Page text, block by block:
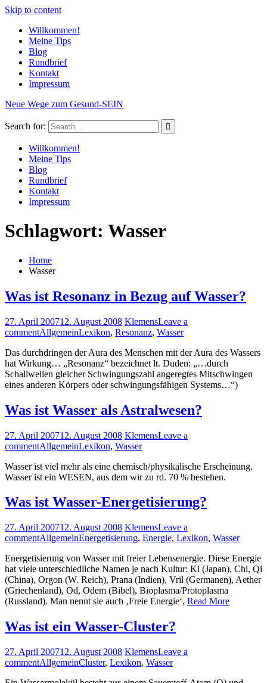
Skip to content
Willkommen!
Meine Tips
Blog
Rundbrief
Kontakt
Impressum
Neue Wege zum Gesund-SEIN
Search for:
Willkommen!
Meine Tips
Blog
Rundbrief
Kontakt
Impressum
Schlagwort: Wasser
Home
Wasser
Was ist Resonanz in Bezug auf Wasser?
27. April 200712. August 2008 KlemensLeave a
commentAllgemeinLexikon, Resonanz, Wasser
Das durchdringen der Aura des Menschen mit der Aura des Wassers
hat Wirkung… „Resonanz“ bezeichnet lt. Duden: „…durch
Schallwellen gleicher Schwingungszahl angeregtes Mitschwingen
eines anderen Körpers oder schwingungsfähigen Systems…“)
Was ist Wasser als Astralwesen?
27. April 200712. August 2008 KlemensLeave a
commentAllgemeinLexikon, Wasser
Wasser ist viel mehr als eine chemisch/physikalische Erscheinung.
Wasser ist ein WESEN, aus dem wir zu rd. 70 % bestehen.
Was ist Wasser-Energetisierung?
27. April 200712. August 2008 KlemensLeave a
commentAllgemeinEnergetisierung, Energie, Lexikon, Wasser
Energetisierung von Wasser mit freier Lebensenergie. Diese Energie
hat viele unterschiedliche Namen je nach Kultur: Ki (Japan), Chi, Qi
(China), Orgon (W. Reich), Prana (Indien), Vril (Germanen), Aether
(Griechenland), Od, Odem (Bibel), Bioplasma/Protoplasma
(Russland). Man nennt sie auch ‚Freie Energie‘, Read More
Was ist ein Wasser-Cluster?
27. April 200712. August 2008 KlemensLeave a
commentAllgemeinCluster, Lexikon, Wasser